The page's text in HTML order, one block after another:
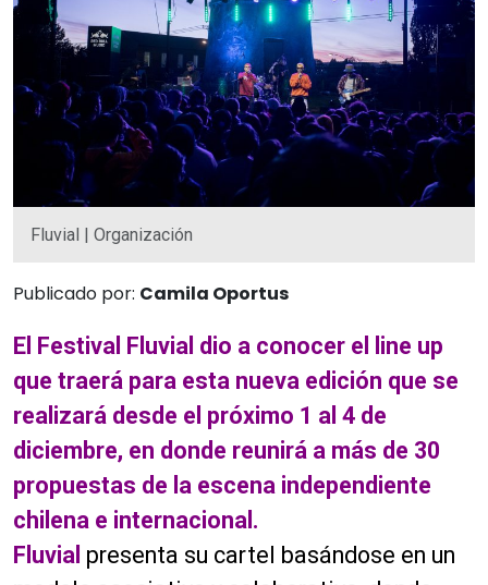
Fluvial | Organización
Publicado por: Camila Oportus
El Festival Fluvial dio a conocer el line up
que traerá para esta nueva edición que se
realizará desde el próximo 1 al 4 de
diciembre, en donde reunirá a más de 30
propuestas de la escena independiente
chilena e internacional.
Fluvial presenta su cartel basándose en un